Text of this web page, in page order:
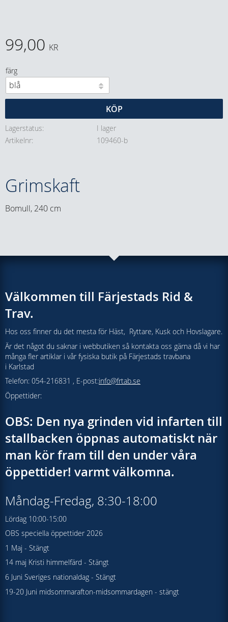
99,00 KR
färg
KÖP
Lagerstatus
I lager
Artikelnr
109460-b
Grimskaft
Bomull, 240 cm
Välkommen till Färjestads Rid &
Trav.
Hos oss finner du det mesta för Häst, Ryttare, Kusk och Hovslagare.
Är det något du saknar i webbutiken så kontakta oss gärna då vi har
många fler artiklar i vår fysiska butik på Färjestads travbana
i Karlstad
Telefon: 054-216831 , E-post:info@frtab.se
Öppettider:
OBS: Den nya grinden vid infarten till
stallbacken öppnas automatiskt när
man kör fram till den under våra
öppettider! varmt välkomna.
Måndag-Fredag, 8:30-18:00
Lördag 10:00-15:00
OBS speciella öppettider 2026
1 Maj - Stängt
14 maj Kristi himmelfärd - Stängt
6 Juni Sveriges nationaldag - Stängt
19-20 Juni midsommarafton-midsommardagen - stängt